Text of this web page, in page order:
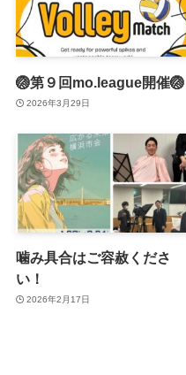
🏐第９回mo.league開催🏐
2026年3月29日
噛み具合はご容赦くださ
い！
2026年2月17日